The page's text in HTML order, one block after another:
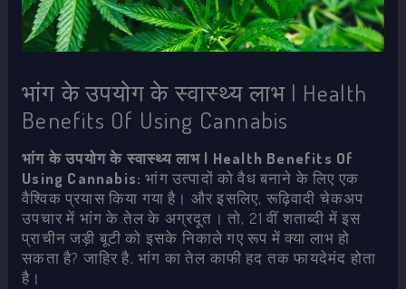
भांग के उपयोग के स्वास्थ्य लाभ | Health
Benefits Of Using Cannabis
भांग के उपयोग के स्वास्थ्य लाभ | Health Benefits Of
Using Cannabis: भांग उत्पादों को वैध बनाने के लिए एक
वैश्विक प्रयास किया गया है। और इसलिए, रूढ़िवादी चेकअप
उपचार में भांग के तेल के अग्रदूत। तो, 21 वीं शताब्दी में इस
प्राचीन जड़ी बूटी को इसके निकाले गए रूप में क्या लाभ हो
सकता है? जाहिर है, भांग का तेल काफी हद तक फायदेमंद होता
है।